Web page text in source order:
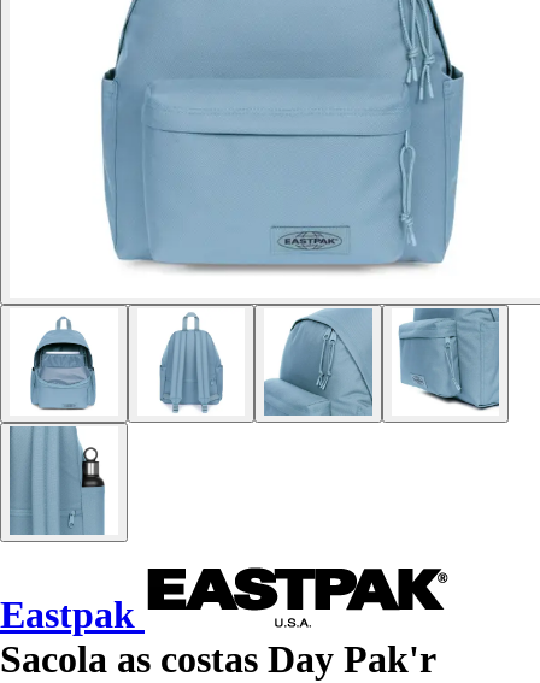
Eastpak
Sacola as costas Day Pak'r